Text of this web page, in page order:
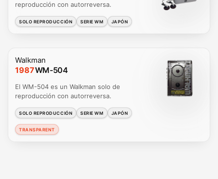
reproducción con autorreversa.
SOLO REPRODUCCIÓN SERIE WM JAPÓN
Walkman
1987WM-504
El WM-504 es un Walkman solo de
reproducción con autorreversa.
SOLO REPRODUCCIÓN SERIE WM JAPÓN
TRANSPARENT